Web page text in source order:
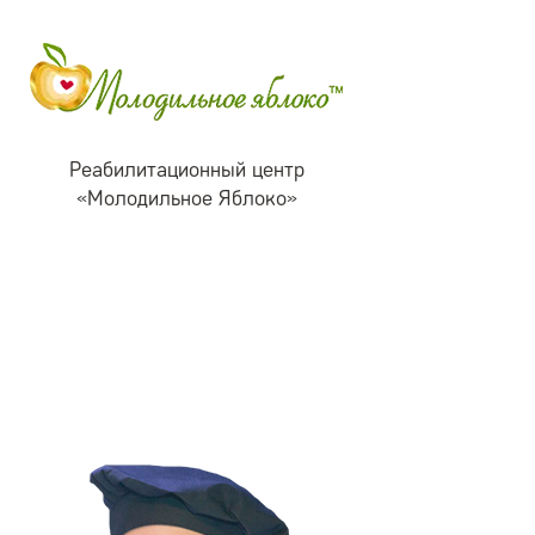
Реабилитационный центр
«Молодильное Яблоко»